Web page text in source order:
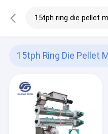
15tph Ring Die Pellet